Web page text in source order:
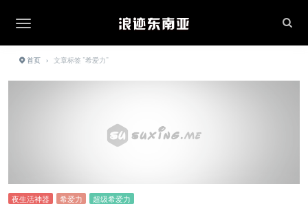
首页 › 文章标签 "希爱力"
夜生活神器 希爱力 超级希爱力